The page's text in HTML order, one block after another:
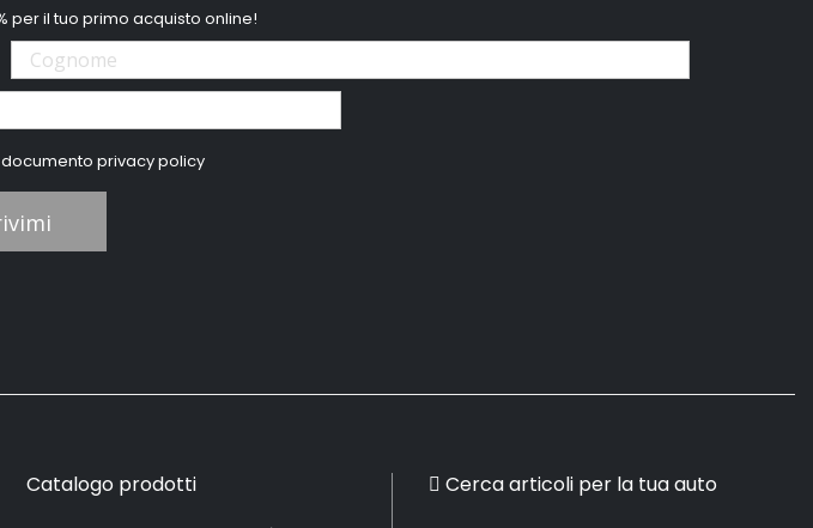
per il tuo primo acquisto online!
documentoprivacy policy
Catalogo prodotti Cerca articoli per la tua auto